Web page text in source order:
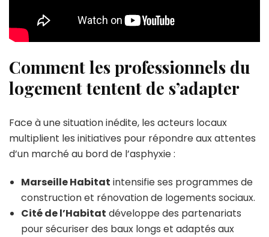
Comment les professionnels du
logement tentent de s’adapter
Face à une situation inédite, les acteurs locaux
multiplient les initiatives pour répondre aux attentes
d’un marché au bord de l’asphyxie :
Marseille Habitat intensifie ses programmes de
construction et rénovation de logements sociaux.
Cité de l’Habitat développe des partenariats
pour sécuriser des baux longs et adaptés aux